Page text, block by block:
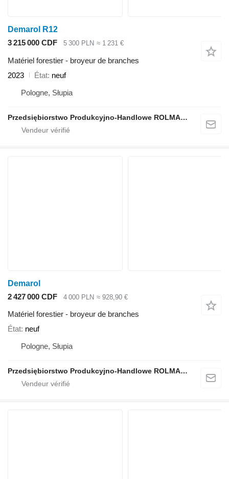
Demarol R12
3 215 000 CDF
5 300 PLN ≈ 1 231 €
Matériel forestier - broyeur de branches
2023
État neuf
Pologne, Słupia
Przedsiębiorstwo Produkcyjno-Handlowe ROLMAPOL Marcin Dziekan
Demarol
2 427 000 CDF
4 000 PLN ≈ 928,90 €
Matériel forestier - broyeur de branches
État neuf
Pologne, Słupia
Przedsiębiorstwo Produkcyjno-Handlowe ROLMAPOL Marcin Dziekan